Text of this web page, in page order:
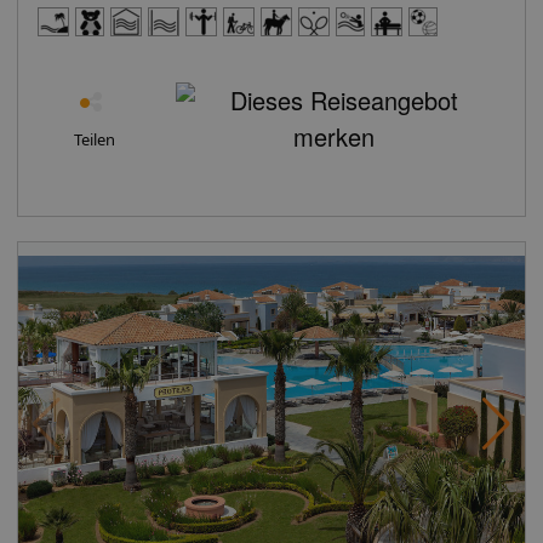
Bademäntel zur Verfügung. Für Familien mit Kindern
gegen Gebühr, Kaffee-/Teezubereiter, Internet:
WLAN/WiFi: gegen Gebühr, Fernseher, Roomservice,
Badewanne oder Dusche, Bademantel, Slipper, Föhn,
Flug ist das Zug zum Flug Ticket für Abflughäfen in
Deutschland (und dem EuroAirport Basel) kostenfrei
zubuchbar. Das Zug zum Flug Ticket gilt nicht bei:
Buchung einer reinen Flugleistung, Buchung einer
Hotelleistung ohne Flug, Buchung von Leistungen (z.B.
Hotel, Ausflüge oder Mietwagen) mit einem separat
dazu gebuchten Flug Reisen von deutschen
Abflughäfen zu den Zielflughäfen EuroAirport Basel
und Salzburg sowie innerdeutschen Flugreisen Abflüge
von ausländischen Flughäfen, auch nicht für die
innerdeutsche Strecke bis zur Grenze Für aus dem
Teilen